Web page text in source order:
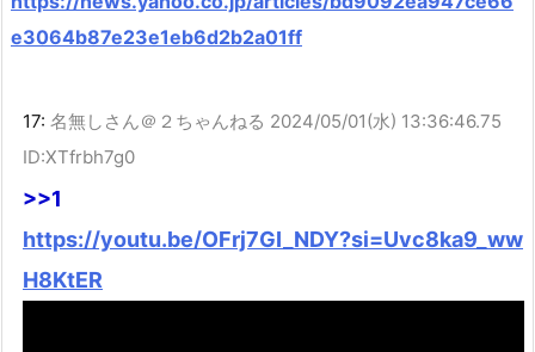
e3064b87e23e1eb6d2b2a01ff
17: 名無しさん＠２ちゃんねる 2024/05/01(水) 13:36:46.75
ID:XTfrbh7g0
>>1
https://youtu.be/OFrj7GI_NDY?si=Uvc8ka9_ww
H8KtER